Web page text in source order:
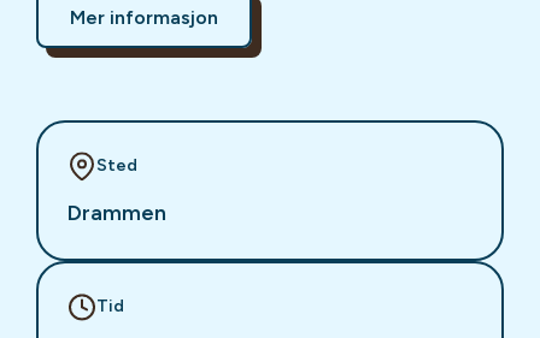
Mer informasjon
Sted
Drammen
Tid